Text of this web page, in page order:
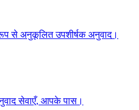
से अनुकूलित उपशीर्षक अनुवाद।
सेवाएँ, आपके पास।